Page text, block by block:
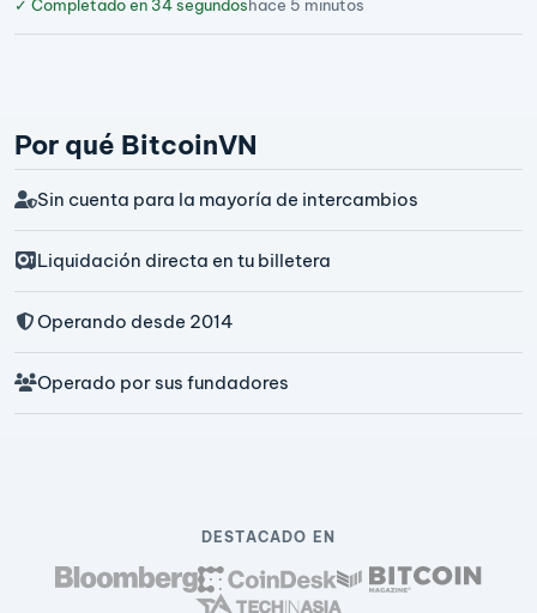
✓ Completado en 34 segundoshace 5 minutos
Por qué BitcoinVN
Sin cuenta para la mayoría de intercambios
Liquidación directa en tu billetera
Operando desde 2014
Operado por sus fundadores
DESTACADO EN